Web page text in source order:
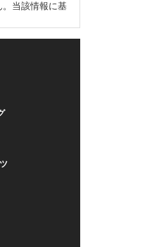
当該情報に基